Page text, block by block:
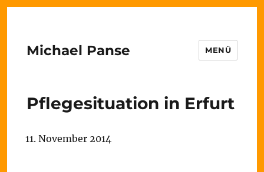
Michael Panse MENÜ
Pflegesituation in Erfurt
11. November 2014